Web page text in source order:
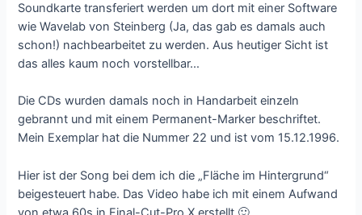
Soundkarte transferiert werden um dort mit einer Software
wie Wavelab von Steinberg (Ja, das gab es damals auch
schon!) nachbearbeitet zu werden. Aus heutiger Sicht ist
das alles kaum noch vorstellbar…
Die CDs wurden damals noch in Handarbeit einzeln
gebrannt und mit einem Permanent-Marker beschriftet.
Mein Exemplar hat die Nummer 22 und ist vom 15.12.1996.
Hier ist der Song bei dem ich die „Fläche im Hintergrund“
beigesteuert habe. Das Video habe ich mit einem Aufwand